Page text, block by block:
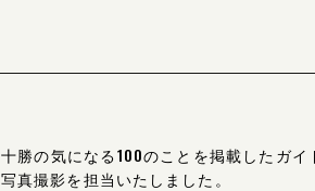
十勝の気になる100のことを掲載したガイ
写真撮影を担当いたしました。